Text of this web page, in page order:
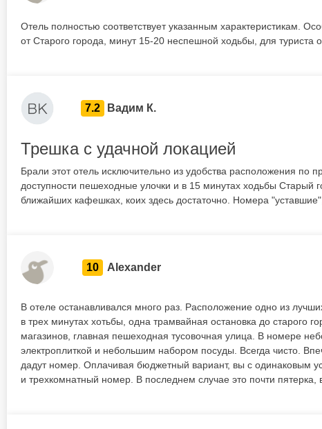
Отель полностью соответствует указанным характеристикам.
от Старого города, минут 15-20 неспешной ходьбы, для туриста
7.2 Вадим К.
Трешка с удачной локацией
Брали этот отель исключительно из удобства расположения по
доступности пешеходные улочки и в 15 минутах ходьбы Старый
ближайших кафешках, коих здесь достаточно. Номера
10 Alexander
В отеле останавливался много раз. Расположение одно из
в трех минутах хотьбы, одна трамвайная остановка до старого
магазинов, главная пешеходная тусовочная улица. В номере
электроплиткой и небольшим набором посуды. Всегда чисто.
дадут номер. Оплачивая бюджетный вариант, вы с одинаковым
и трехкомнатный номер. В последнем случае это почти пятерка,